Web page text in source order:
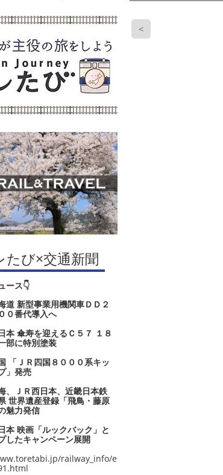
たび×交通新聞
ース👇
道 新型事業用機関車ＤＤ２
０番代導入へ
本 傘寿を迎えるＣ５７ １８
部に特別塗装
「ＪＲ四国８０００系キッ
」発売
、ＪＲ西日本、近畿日本鉄
世界遺産登録「飛鳥・藤原
魅力発信
本 映画「ルックバック」と
したキャンペーン展開
railway_info/e
<